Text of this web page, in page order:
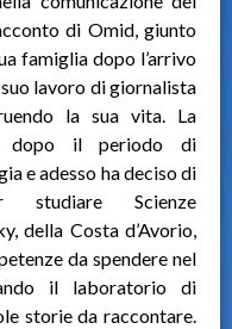
di Omid, giunto
famiglia dopo l’arrivo
lavoro di giornalista
la sua vita. La
dopo il periodo di
e adesso ha deciso di
studiare Scienze
della Costa d’Avorio,
da spendere nel
il laboratorio di
storie da raccontare.